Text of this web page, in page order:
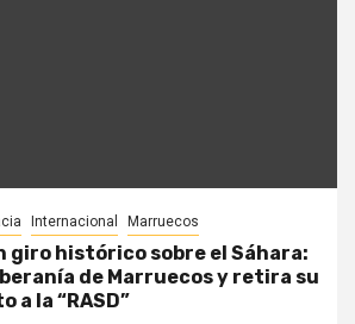
Internacional Marruecos
giro histórico sobre el Sáhara:
de Marruecos y retira su
a la “RASD”